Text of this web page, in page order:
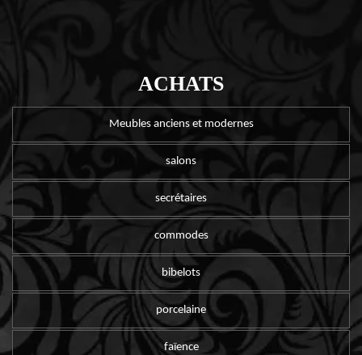
ACHATS
Meubles anciens et modernes
salons
secrétaires
commodes
bibelots
porcelaine
faïence